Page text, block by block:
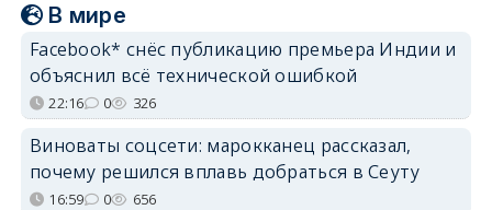
В мире
Facebook* снёс публикацию премьера Индии и
объяснил всё технической ошибкой
22:16 0 326
Виноваты соцсети: марокканец рассказал,
почему решился вплавь добраться в Сеуту
16:59 0 656